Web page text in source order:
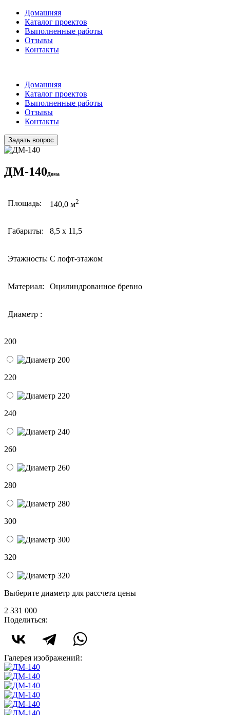
Домашняя
Каталог проектов
Выполненные работы
Отзывы
Контакты
Домашняя
Каталог проектов
Выполненные работы
Отзывы
Контакты
Задать вопрос
ДМ-140Дома
Площадь: 140,0 м2
Габариты: 8,5 х 11,5
Этажность: С лофт-этажом
Материал: Оцилиндрованное бревно
Диаметр :
200
220
240
260
280
300
320
Выберите диаметр для рассчета цены
2 331 000
Поделиться:
Галерея изображений: